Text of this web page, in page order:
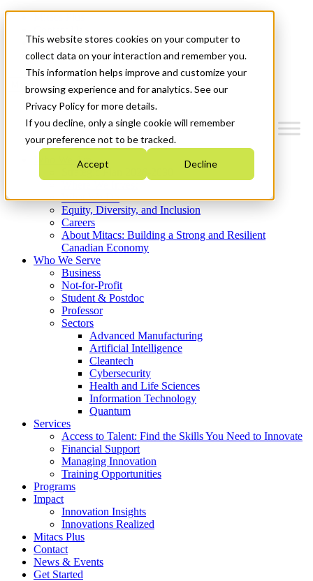
This website stores cookies on your computer to
collect data on your interaction and remember you.
This information helps improve and customize your
browsing experience and for analytics. See our
Privacy Policy for more details.
If you decline, only a single cookie will remember
your preference not to be tracked.
Accept Decline
News & Events
Get Started
Menu
Who We Are
Strategic Plan 2026-2030
What We Do
Equity, Diversity, and Inclusion
Careers
About Mitacs: Building a Strong and Resilient
Canadian Economy
Who We Serve
Business
Not-for-Profit
Student & Postdoc
Professor
Sectors
Advanced Manufacturing
Artificial Intelligence
Cleantech
Cybersecurity
Health and Life Sciences
Information Technology
Quantum
Services
Access to Talent: Find the Skills You Need to Innovate
Financial Support
Managing Innovation
Training Opportunities
Programs
Impact
Innovation Insights
Innovations Realized
Mitacs Plus
Contact
News & Events
Get Started